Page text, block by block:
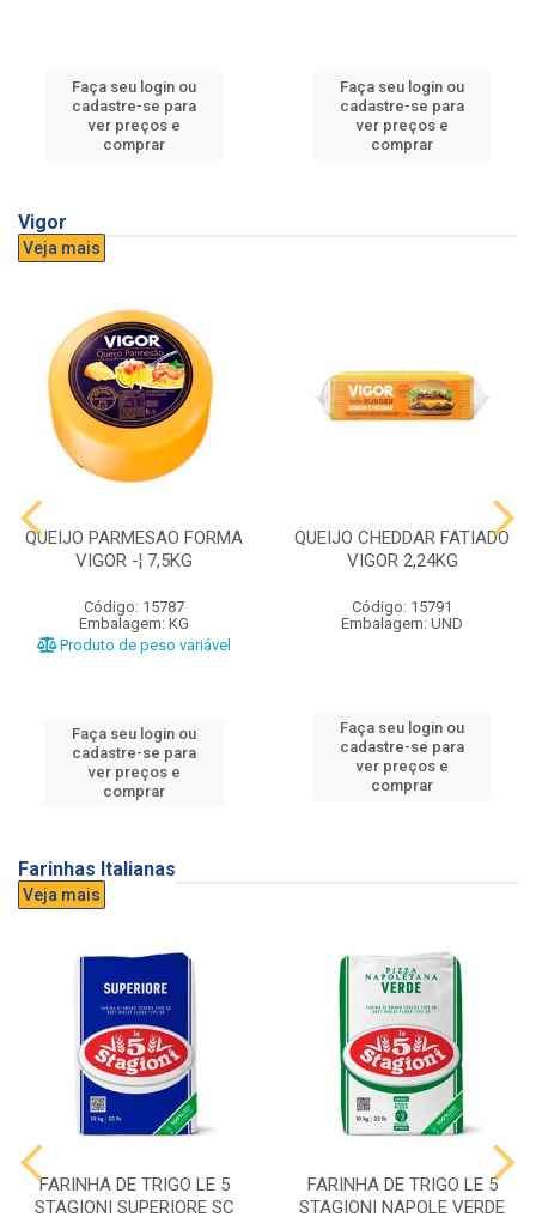
Faça seu login ou
cadastre-se para
ver preços e
comprar
Faça seu login ou
cadastre-se para
ver preços e
comprar
Vigor
Veja mais
QUEIJO PARMESAO FORMA
VIGOR -¦ 7,5KG
Código: 15787
Embalagem: KG
Produto de peso variável
Faça seu login ou
cadastre-se para
ver preços e
comprar
QUEIJO CHEDDAR FATIADO
VIGOR 2,24KG
Código: 15791
Embalagem: UND
Faça seu login ou
cadastre-se para
ver preços e
comprar
Farinhas Italianas
Veja mais
FARINHA DE TRIGO LE 5
STAGIONI SUPERIORE SC
FARINHA DE TRIGO LE 5
STAGIONI NAPOLE VERDE